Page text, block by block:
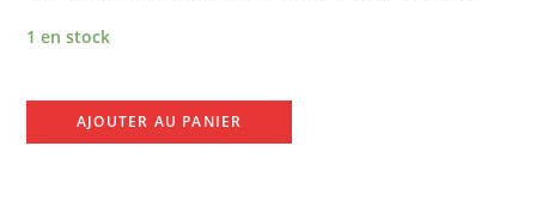
1 en stock
AJOUTER AU PANIER